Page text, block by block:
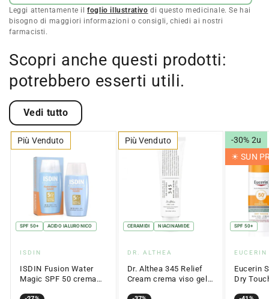
Leggi attentamente ilfoglio illustrativo di questo medicinale. Se hai
bisogno di maggiori informazioni o consigli, chiedi ai nostri
farmacisti.
Scopri anche questi prodotti:
potrebbero esserti utili.
Vedi tutto
Più Venduto
SPF 50+ ACIDO IALURONICO
Fornitore:
ISDIN
ISDIN Fusion Water
Magic SPF 50 crema
Più Venduto
CERAMIDI NIACINAMIDE
Fornitore:
DR. ALTHEA
Dr. Althea 345 Relief
Cream crema viso gel
-30% 2u
☀︎ SUN
SPF 50+
EUCERIN
Eucerin
Dry